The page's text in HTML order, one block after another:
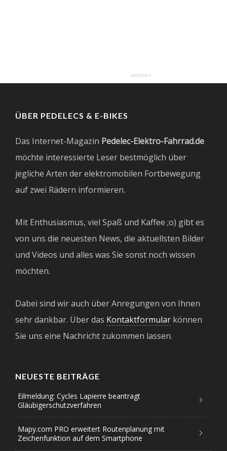
ÜBER PEDELECS & E-BIKES
Das Internet-Magazin Pedelec-Elektro-Fahrrad.de
möchte interessierte Leser bestmöglich über
jegliche Arten der elektromobilen Fortbewegung
auf zwei Rädern informieren.
Mit Enthusiasmus, viel Spaß und Kaffee ;o) gibt es
von uns die neuesten News, die aktuellsten Bilder
und Videos und alles was Sie sonst noch wissen
möchten.
Dabei sind wir auch über Anregungen von Ihnen
sehr dankbar. Über das Kontaktformular können
Sie uns eine Nachricht zukommen lassen.
NEUESTE BEITRÄGE
Eilmeldung: Cycles Lapierre beantragt
Gläubigerschutzverfahren
Mapy.com PRO erweitert Routenplanung mit
Zeichenfunktion auf dem Smartphone